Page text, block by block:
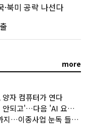
북미 공략 나선다
more
자 컴퓨터가 연다
'마그네슘 되고 칼슘 안되고'…다음 'AI 요약' 갈 길은
테마파크에 요양원까지…이종사업 눈독 들이는 게임사